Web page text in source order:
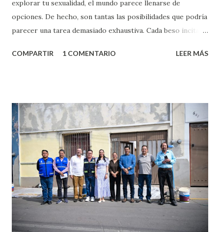
explorar tu sexualidad, el mundo parece llenarse de
opciones. De hecho, son tantas las posibilidades que podría
parecer una tarea demasiado exhaustiva. Cada beso incita
partes de ti que jamás hubieras imaginado. El problema es
conoces ni la mitad de lo que deberías saber. Pero incluso
quienes ya han tenido relaciones sexuales no son expertos
o expertas en el tema. Siempre hay algo nuevo que
aprender y nuevas experiencias que conocer. Si eres una
chica y aún no has tenido relaciones sexuales, tal vez
pienses que el sexo será increíble y no puedas esperar para
experimentarlo, pero como cualquier persona con
experiencia te dirá, siempre es mejor cuando ambas partes
son suficientemen...
COMPARTIR 1 COMENTARIO LEER MÁS